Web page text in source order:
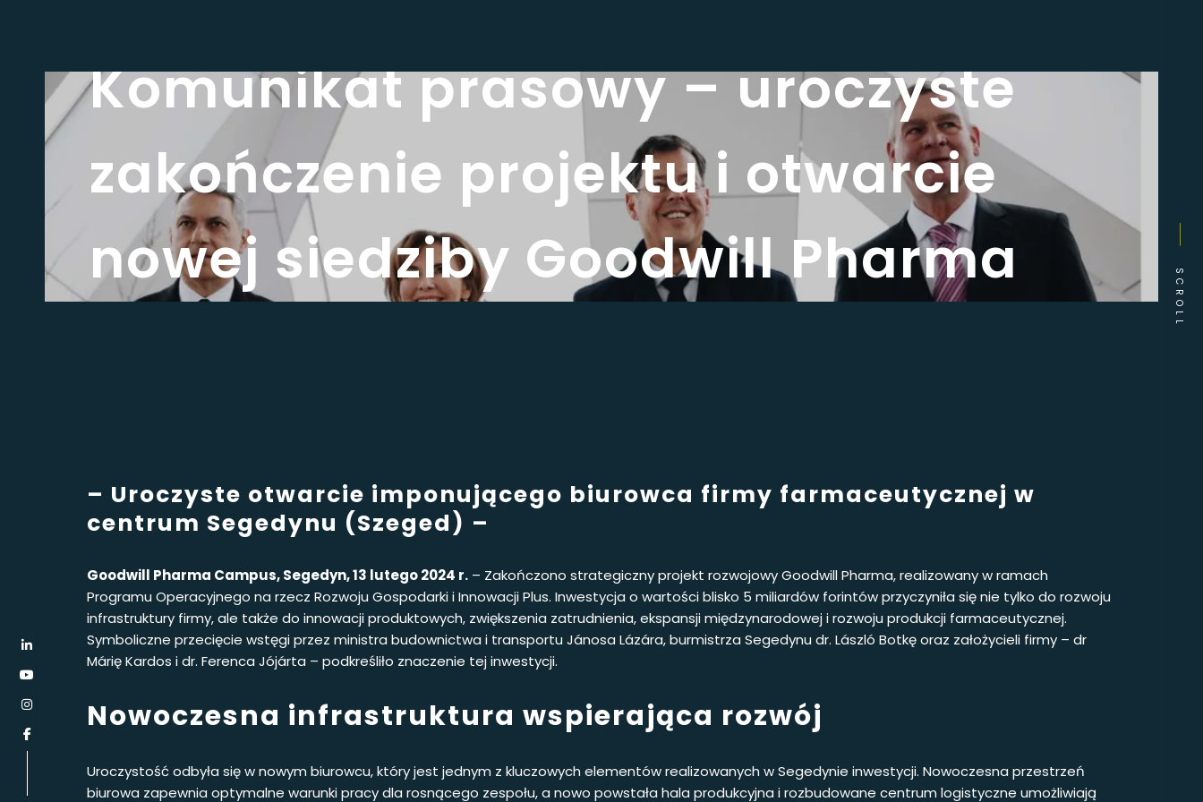
Komunikat prasowy – uroczyste
zakończenie projektu i otwarcie
nowej siedziby Goodwill Pharma
SCROLL
– Uroczyste otwarcie imponującego biurowca firmy farmaceutycznej w
centrum Segedynu (Szeged) –
Goodwill Pharma Campus, Segedyn, 13 lutego 2024 r. – Zakończono strategiczny projekt rozwojowy Goodwill Pharma, realizowany w ramach
Programu Operacyjnego na rzecz Rozwoju Gospodarki i Innowacji Plus. Inwestycja o wartości blisko 5 miliardów forintów przyczyniła się nie tylko do rozwoju
infrastruktury firmy, ale także do innowacji produktowych, zwiększenia zatrudnienia, ekspansji międzynarodowej i rozwoju produkcji farmaceutycznej.
Symboliczne przecięcie wstęgi przez ministra budownictwa i transportu Jánosa Lázára, burmistrza Segedynu dr. László Botkę oraz założycieli firmy – dr
Márię Kardos i dr. Ferenca Jójárta – podkreśliło znaczenie tej inwestycji.
Nowoczesna infrastruktura wspierająca rozwój
Uroczystość odbyła się w nowym biurowcu, który jest jednym z kluczowych elementów realizowanych w Segedynie inwestycji. Nowoczesna przestrzeń
biurowa zapewnia optymalne warunki pracy dla rosnącego zespołu, a nowo powstała hala produkcyjna i rozbudowane centrum logistyczne umożliwiają